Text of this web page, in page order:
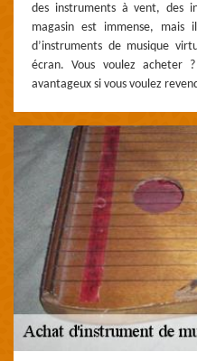
des instruments à vent, des
magasin est immense, mais
d’instruments de musique
écran. Vous voulez acheter
avantageux si vous voulez